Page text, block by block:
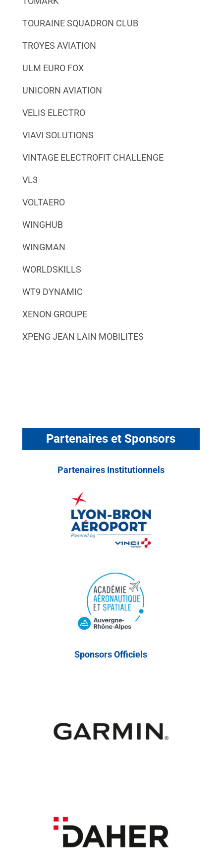
TOURAINE SQUADRON CLUB
TROYES AVIATION
ULM EURO FOX
UNICORN AVIATION
VELIS ELECTRO
VIAVI SOLUTIONS
VINTAGE ELECTROFIT CHALLENGE
VL3
VOLTAERO
WINGHUB
WINGMAN
WORLDSKILLS
WT9 DYNAMIC
XENON GROUPE
XPENG JEAN LAIN MOBILITES
Partenaires et Sponsors
Partenaires Institutionnels
Sponsors Officiels